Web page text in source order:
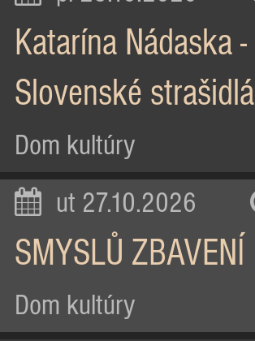
Katarína Nádaska -
Slovenské strašidlá
Dom kultúry
ut 27.10.2026
SMYSLŮ ZBAVENÍ
Dom kultúry